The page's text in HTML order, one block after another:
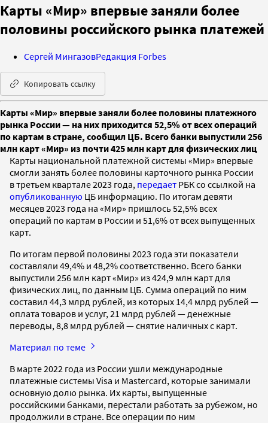
Карты «Мир» впервые заняли более
половины российского рынка платежей
Сергей МингазовРедакция Forbes
Копировать ссылку
Карты «Мир» впервые заняли более половины платежного
рынка России — на них приходится 52,5% от всех операций
по картам в стране, сообщил ЦБ. Всего банки выпустили 256
млн карт «Мир» из почти 425 млн карт для физических лиц
Карты национальной платежной системы «Мир» впервые
смогли занять более половины карточного рынка России
в третьем квартале 2023 года, передает РБК со ссылкой на
опубликованную ЦБ информацию. По итогам девяти
месяцев 2023 года на «Мир» пришлось 52,5% всех
операций по картам в России и 51,6% от всех выпущенных
карт.
По итогам первой половины 2023 года эти показатели
составляли 49,4% и 48,2% соответственно. Всего банки
выпустили 256 млн карт «Мир» из 424,9 млн карт для
физических лиц, по данным ЦБ. Сумма операций по ним
составил 44,3 млрд рублей, из которых 14,4 млрд рублей —
оплата товаров и услуг, 21 млрд рублей — денежные
переводы, 8,8 млрд рублей — снятие наличных с карт.
Материал по теме
В марте 2022 года из России ушли международные
платежные системы Visa и Mastercard, которые занимали
основную долю рынка. Их карты, выпущенные
российскими банками, перестали работать за рубежом, но
продолжили в стране. Все операции по ним